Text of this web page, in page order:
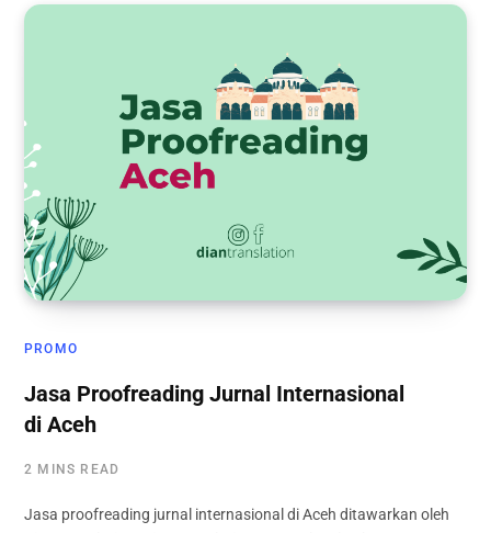
PROMO
Jasa Proofreading Jurnal Internasional
di Aceh
2 MINS READ
Jasa proofreading jurnal internasional di Aceh ditawarkan oleh